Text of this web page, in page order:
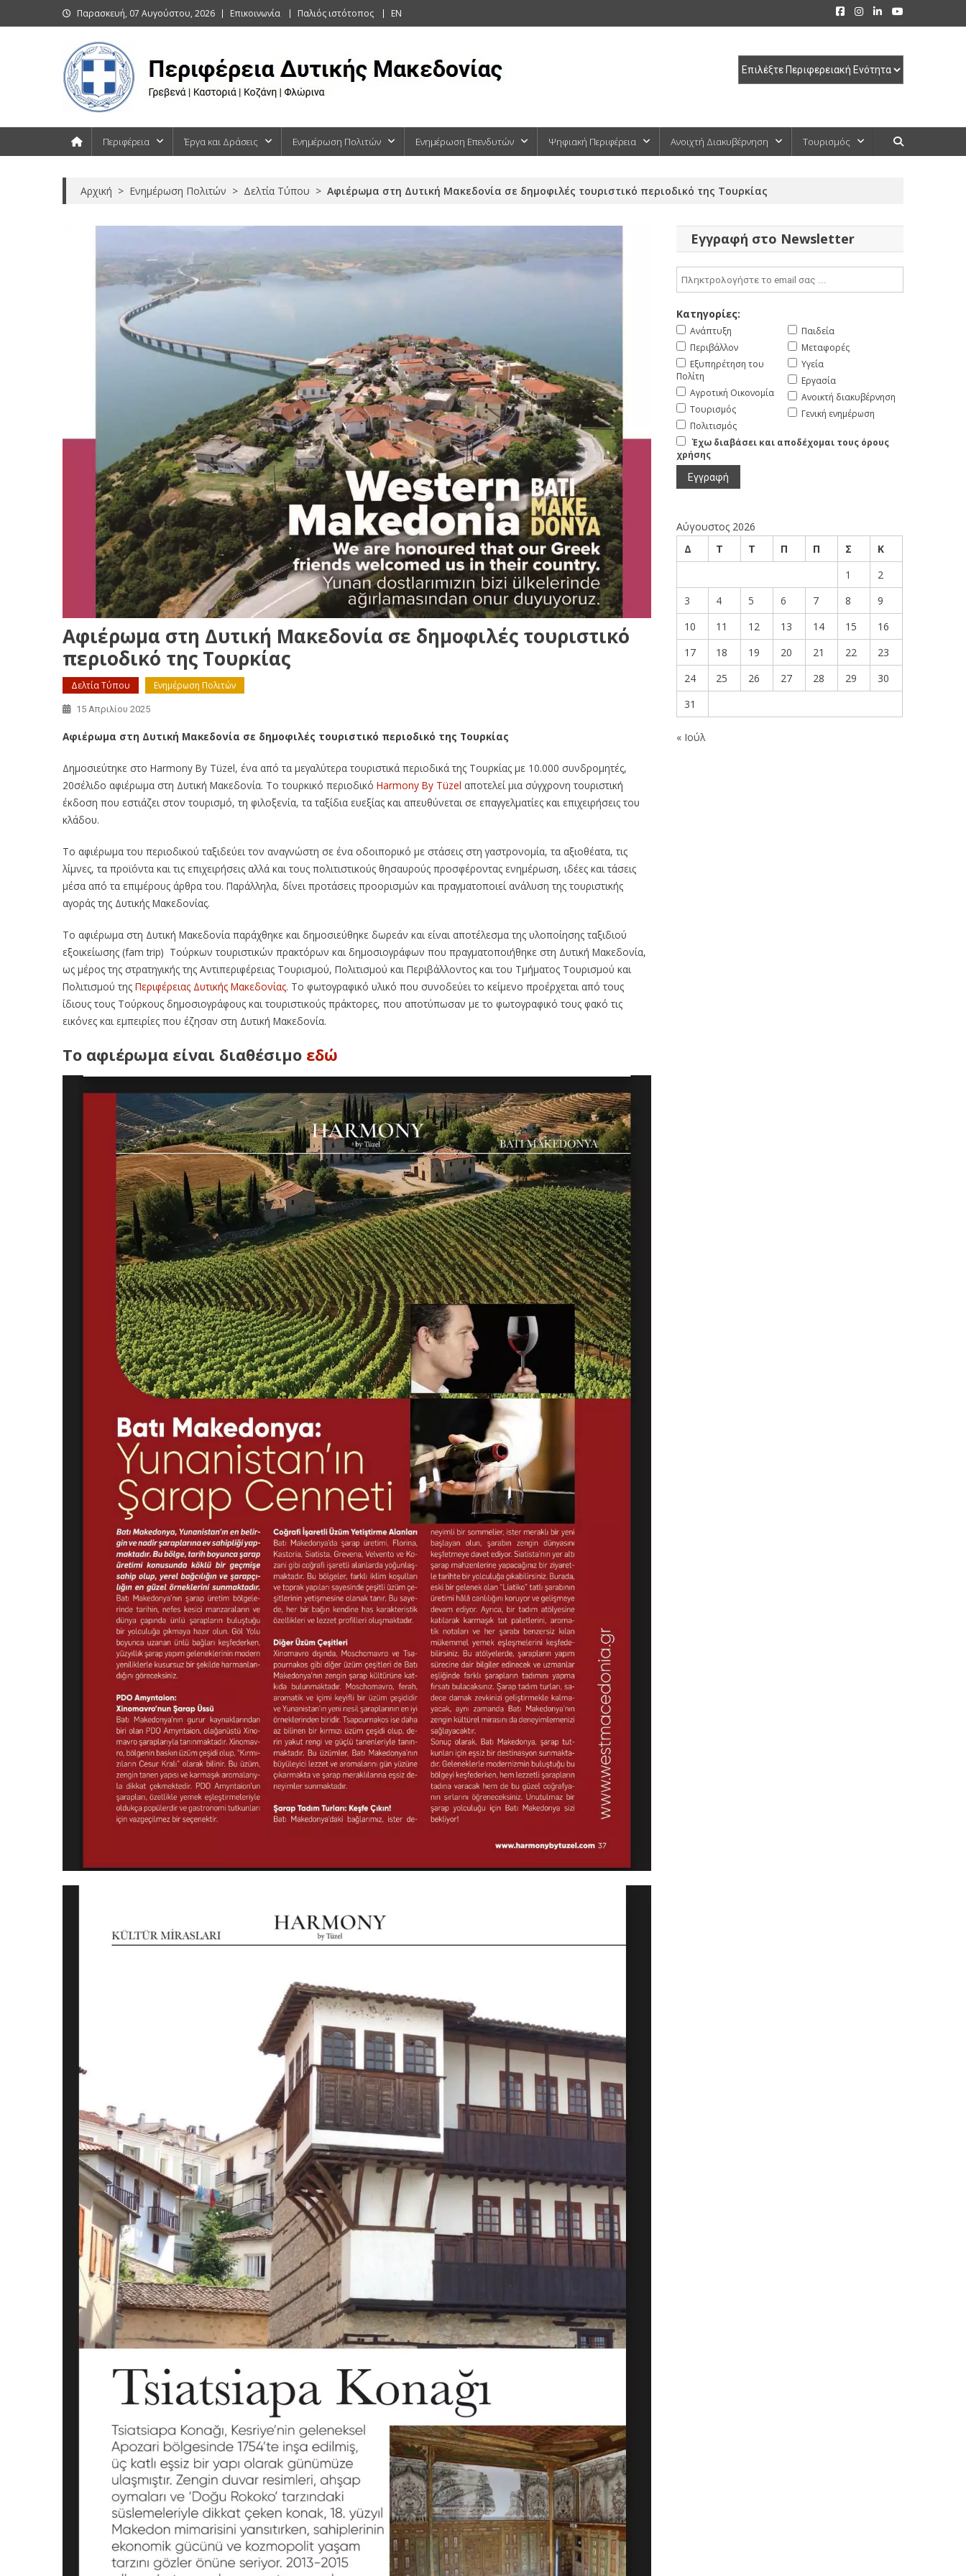
to
Παρασκευή, 07 Αυγούστου, 2026 Επικοινωνία Παλιός ιστότοπος EN
Περιφέρεια Έργα και Δράσεις Ενημέρωση Πολιτών Ενημέρωση Επενδυτών Ψηφιακή Περιφέρεια Ανοιχτή Διακυβέρνηση Τουρισμός
Αρχική > Ενημέρωση Πολιτών > Δελτία Τύπου > Αφιέρωμα στη Δυτική Μακεδονία σε δημοφιλές τουριστικό περιοδικό της Τουρκίας
Αφιέρωμα στη Δυτική Μακεδονία σε δημοφιλές τουριστικό
περιοδικό της Τουρκίας
Δελτία Τύπου Ενημέρωση Πολιτών
15 Απριλίου 2025
Αφιέρωμα στη Δυτική Μακεδονία σε δημοφιλές τουριστικό περιοδικό της Τουρκίας
Δημοσιεύτηκε στο Harmony By Tüzel, ένα από τα μεγαλύτερα τουριστικά περιοδικά της Τουρκίας με 10.000 συνδρομητές,
20σέλιδο αφιέρωμα στη Δυτική Μακεδονία. Το τουρκικό περιοδικό Harmony By Tüzel αποτελεί μια σύγχρονη τουριστική
έκδοση που εστιάζει στον τουρισμό, τη φιλοξενία, τα ταξίδια ευεξίας και απευθύνεται σε επαγγελματίες και επιχειρήσεις του
κλάδου.
Το αφιέρωμα του περιοδικού ταξιδεύει τον αναγνώστη σε ένα οδοιπορικό με στάσεις στη γαστρονομία, τα αξιοθέατα, τις
λίμνες, τα προϊόντα και τις επιχειρήσεις αλλά και τους πολιτιστικούς θησαυρούς προσφέροντας ενημέρωση, ιδέες και τάσεις
μέσα από τα επιμέρους άρθρα του. Παράλληλα, δίνει προτάσεις προορισμών και πραγματοποιεί ανάλυση της τουριστικής
αγοράς της Δυτικής Μακεδονίας.
Το αφιέρωμα στη Δυτική Μακεδονία παράχθηκε και δημοσιεύθηκε δωρεάν και είναι αποτέλεσμα της υλοποίησης ταξιδιού
εξοικείωσης (fam trip) Τούρκων τουριστικών πρακτόρων και δημοσιογράφων που πραγματοποιήθηκε στη Δυτική Μακεδονία,
ως μέρος της στρατηγικής της Αντιπεριφέρειας Τουρισμού, Πολιτισμού και Περιβάλλοντος και του Τμήματος Τουρισμού και
Πολιτισμού της Περιφέρειας Δυτικής Μακεδονίας. Το φωτογραφικό υλικό που συνοδεύει το κείμενο προέρχεται από τους
ίδιους τους Τούρκους δημοσιογράφους και τουριστικούς πράκτορες, που αποτύπωσαν με το φωτογραφικό τους φακό τις
εικόνες και εμπειρίες που έζησαν στη Δυτική Μακεδονία.
Το αφιέρωμα είναι διαθέσιμο εδώ
Εγγραφή στο Newsletter
Κατηγορίες:
Ανάπτυξη
Περιβάλλον
Εξυπηρέτηση του
Πολίτη
Αγροτική Οικονομία
Τουρισμός
Πολιτισμός
Παιδεία
Μεταφορές
Υγεία
Εργασία
Ανοικτή διακυβέρνηση
Γενική ενημέρωση
Έχω διαβάσει και αποδέχομαι τους όρους
χρήσης
Αύγουστος 2026
Δ
Τ Τ Π Π Σ
Κ
1
2
3
4 5 6 7 8
9
10
11 12 13 14 15
16
17
18 19 20 21 22
23
24
25 26 27 28 29
30
31
« Ιούλ